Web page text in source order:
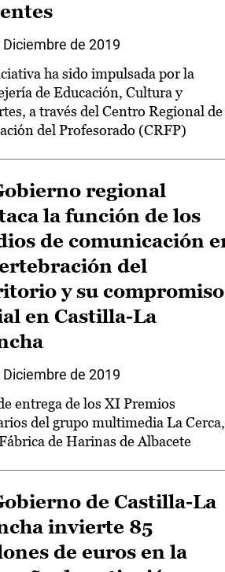
Diciembre de 2019
ha sido impulsada por la
de Educación, Cultura y
a través del Centro Regional de
del Profesorado (CRFP)
regional
la función de los
de comunicación
del
y su compromiso
en Castilla-La
Diciembre de 2019
entrega de los XI Premios
del grupo multimedia La Cerca,
de Harinas de Albacete
de Castilla-La
invierte 85
de euros en la